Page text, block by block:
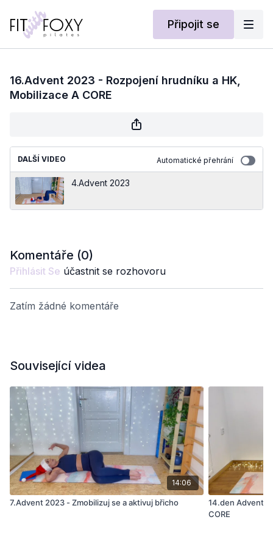
Připojit se
16.Advent 2023 - Rozpojení hrudníku a HK,
Mobilizace A CORE
DALŠÍ VIDEO Automatické přehrání
4.Advent 2023
Komentáře (0)
Přihlásit Se účastnit se rozhovoru
Zatím žádné komentáře
Související videa
14:06
7.Advent 2023 - Zmobilizuj se a aktivuj břicho
14.den Advent
CORE